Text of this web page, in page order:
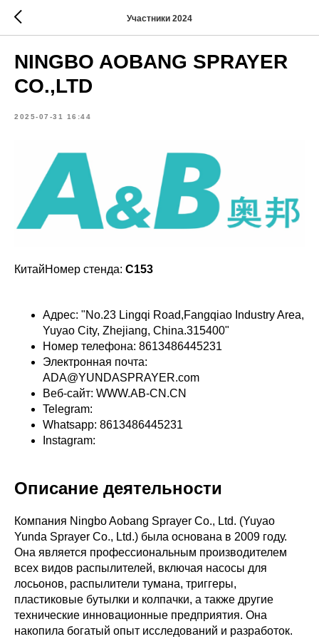
Участники 2024
NINGBO AOBANG SPRAYER
CO.,LTD
2025-07-31 16:44
КитайНомер стенда: C153
Адрес: "No.23 Lingqi Road,Fangqiao Industry Area,
Yuyao City, Zhejiang, China.315400"
Номер телефона: 8613486445231
Электронная почта:
ADA@YUNDASPRAYER.com
Веб-сайт: WWW.AB-CN.CN
Telegram:
Whatsapp: 8613486445231
Instagram:
Описание деятельности
Компания Ningbo Aobang Sprayer Co., Ltd. (Yuyao
Yunda Sprayer Co., Ltd.) была основана в 2009 году.
Она является профессиональным производителем
всех видов распылителей, включая насосы для
лосьонов, распылители тумана, триггеры,
пластиковые бутылки и колпачки, а также другие
технические инновационные предприятия. Она
накопила богатый опыт исследований и разработок.